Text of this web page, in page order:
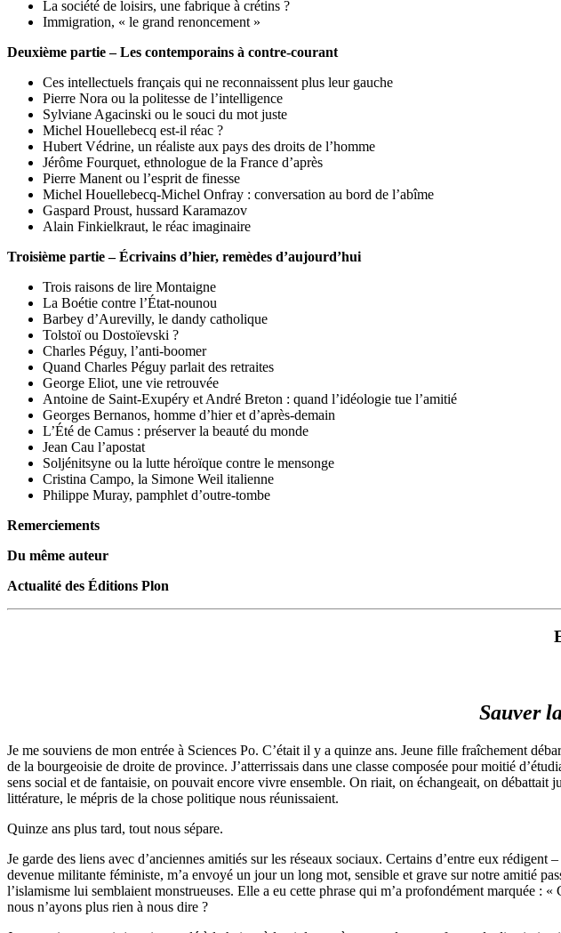
La société de loisirs, une fabrique à crétins ?
Immigration, « le grand renoncement »
Deuxième partie – Les contemporains à contre-courant
Ces intellectuels français qui ne reconnaissent plus leur gauche
Pierre Nora ou la politesse de l’intelligence
Sylviane Agacinski ou le souci du mot juste
Michel Houellebecq est-il réac ?
Hubert Védrine, un réaliste aux pays des droits de l’homme
Jérôme Fourquet, ethnologue de la France d’après
Pierre Manent ou l’esprit de finesse
Michel Houellebecq-Michel Onfray : conversation au bord de l’abîme
Gaspard Proust, hussard Karamazov
Alain Finkielkraut, le réac imaginaire
Troisième partie – Écrivains d’hier, remèdes d’aujourd’hui
Trois raisons de lire Montaigne
La Boétie contre l’État-nounou
Barbey d’Aurevilly, le dandy catholique
Tolstoï ou Dostoïevski ?
Charles Péguy, l’anti-boomer
Quand Charles Péguy parlait des retraites
George Eliot, une vie retrouvée
Antoine de Saint-Exupéry et André Breton : quand l’idéologie tue l’amitié
Georges Bernanos, homme d’hier et d’après-demain
L’Été de Camus : préserver la beauté du monde
Jean Cau l’apostat
Soljénitsyne ou la lutte héroïque contre le mensonge
Cristina Campo, la Simone Weil italienne
Philippe Muray, pamphlet d’outre-tombe
Remerciements
Du même auteur
Actualité des Éditions Plon
Sauver
Je me souviens de mon entrée à Sciences Po. C’était il y a quinze ans. Jeune fille fraîchement
de la bourgeoisie de droite de province. J’atterrissais dans une classe composée pour moitié
sens social et de fantaisie, on pouvait encore vivre ensemble. On riait, on échangeait, on
littérature, le mépris de la chose politique nous réunissaient.
Quinze ans plus tard, tout nous sépare.
Je garde des liens avec d’anciennes amitiés sur les réseaux sociaux. Certains d’entre eux
devenue militante féministe, m’a envoyé un jour un long mot, sensible et grave sur notre amitié
l’islamisme lui semblaient monstrueuses. Elle a eu cette phrase qui m’a profondément marquée :
nous n’ayons plus rien à nous dire ?